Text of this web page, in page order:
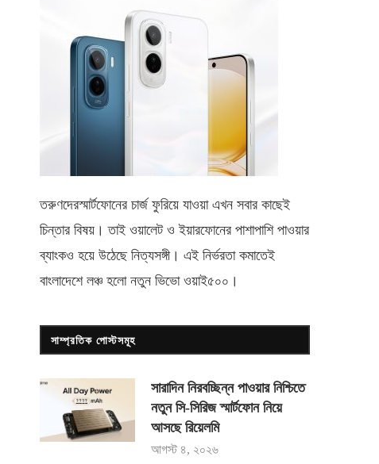
তরুণদেরস্মার্টফোনের চার্জ ফুরিয়ে যাওয়া এখন সবার কাছেই
চিন্তার বিষয়। তাই ওয়ালেট ও ইয়ারফোনের পাশাপাশি পাওয়ার
ব্যাংকও হয়ে উঠেছে নিত্যসঙ্গী। এই নির্ভরতা কমাতেই
বাংলাদেশে লঞ্চ হলো নতুন ভিভো ওয়াই৫০০ ।
সাম্প্রতিক পোস্টসমূহ
সারাদিন নিরবচ্ছিন্ন পাওয়ার নিশ্চিতে
নতুন সি-সিরিজ স্মার্টফোন নিয়ে
আসছে রিয়েলমি
আগস্ট ৪, ২০২৬